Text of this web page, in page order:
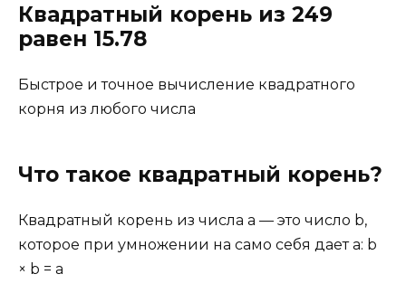
Квадратный корень из 249
равен 15.78
Быстрое и точное вычисление квадратного
корня из любого числа
Что такое квадратный корень?
Квадратный корень из числа a — это число b,
которое при умножении на само себя дает a: b
× b = a